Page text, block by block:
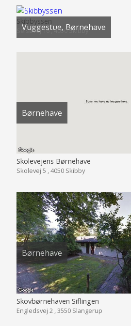
Vuggestue, Børnehave
Skibbyssen
Selsøvej 16 , 4050 Skibby
Børnehave
Skolevejens Børnehave
Skolevej 5 , 4050 Skibby
Børnehave
Skovbørnehaven Siflingen
Engledsvej 2 , 3550 Slangerup